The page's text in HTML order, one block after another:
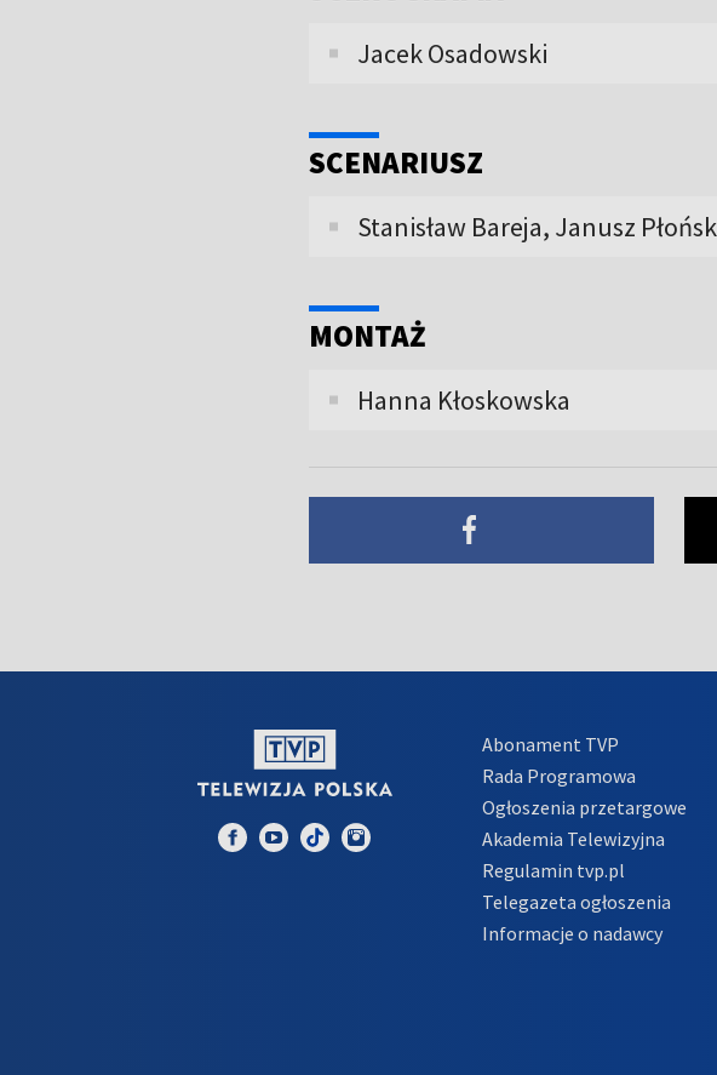
Jacek Osadowski
SCENARIUSZ
Stanisław Bareja, Janusz
MONTAŻ
Hanna Kłoskowska
Abonament TVP
Rada Programowa
Ogłoszenia przetargowe
Akademia Telewizyjna
Regulamin tvp.pl
Telegazeta ogłoszenia
Informacje o nadawcy